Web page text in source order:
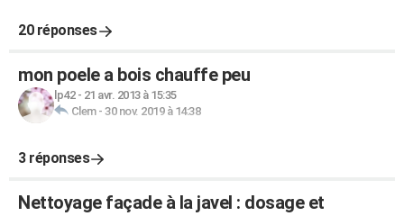
20 réponses
mon poele a bois chauffe peu
lp42- 21 avr. 2013 à 15:35
Clem- 30 nov. 2019 à 14:38
3 réponses
Nettoyage façade à la javel : dosage et